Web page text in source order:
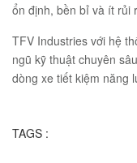
ổn định, bền bỉ và ít rủi
TFV Industries với hệ
ngũ kỹ thuật chuyên
dòng xe tiết kiệm năng
TAGS :